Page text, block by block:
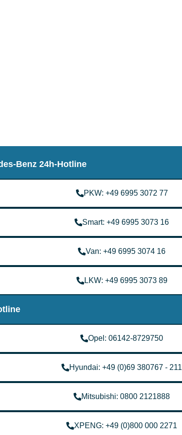
Benz 24h-Hotline
PKW: +49 6995 3072 77
Smart: +49 6995 3073 16
Van: +49 6995 3074 16
LKW: +49 6995 3073 89
Opel: 06142-8729750
Hyundai: +49 (0)69 380767 - 211
Mitsubishi: 0800 2121888
XPENG: +49 (0)800 000 2271